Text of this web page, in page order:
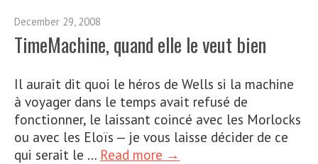
December 29, 2008
TimeMachine, quand elle le veut bien
Il aurait dit quoi le héros de Wells si la machine
à voyager dans le temps avait refusé de
fonctionner, le laissant coincé avec les Morlocks
ou avec les Eloïs — je vous laisse décider de ce
qui serait le … Read more →